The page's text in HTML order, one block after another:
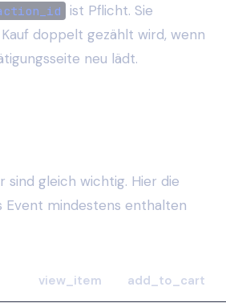
ist Pflicht. Sie
doppelt gezählt wird, wenn
neu lädt.
sind gleich wichtig. Hier die
Event mindestens enthalten
view_item add_to_cart